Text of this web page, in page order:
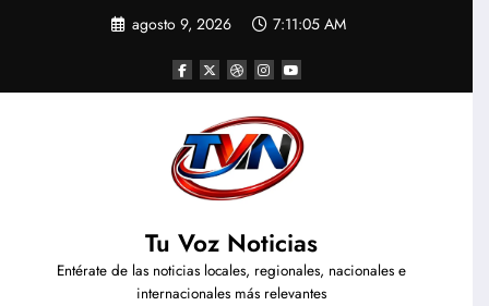
agosto 9, 2026 7:11:06 AM
Tu Voz Noticias
Entérate de las noticias locales, regionales, nacionales e
internacionales más relevantes